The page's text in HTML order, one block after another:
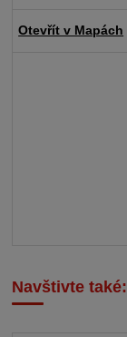
Otevřít v Mapách
Navštivte také: